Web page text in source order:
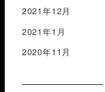
2021年12月
2021年1月
2020年11月